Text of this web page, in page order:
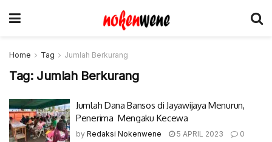
Home Tag Jumlah Berkurang
Tag: Jumlah Berkurang
Jumlah Dana Bansos di Jayawijaya Menurun,
Penerima Mengaku Kecewa
by Redaksi Nokenwene 5 APRIL 2023 0